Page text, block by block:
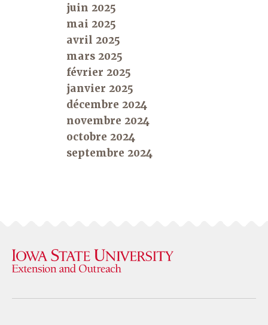
juin 2025
mai 2025
avril 2025
mars 2025
février 2025
janvier 2025
décembre 2024
novembre 2024
octobre 2024
septembre 2024